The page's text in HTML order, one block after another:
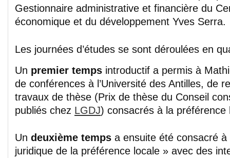
Gestionnaire administrative et financière du
économique et du développement Yves Serra.
Les journées d’études se sont déroulées en
Un premier temps introductif a permis à
de conférences à l’Université des Antilles, de
travaux de thèse (Prix de thèse du Conseil
publiés chez LGDJ) consacrés à la préférence
Un deuxième temps a ensuite été consacré
juridique de la préférence locale » avec des